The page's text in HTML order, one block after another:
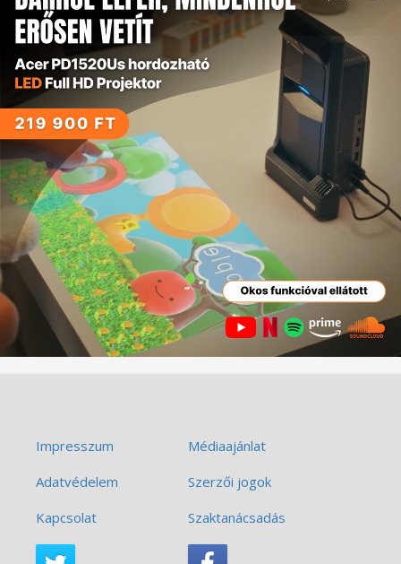
Impresszum
Médiaajánlat
Adatvédelem
Szerzői jogok
Kapcsolat
Szaktanácsadás